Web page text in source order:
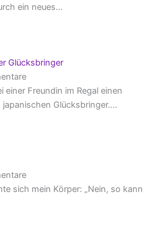
ein neues…
Glücksbringer
einer Freundin im Regal einen
japanischen Glücksbringer….
sich mein Körper: „Nein, so kann